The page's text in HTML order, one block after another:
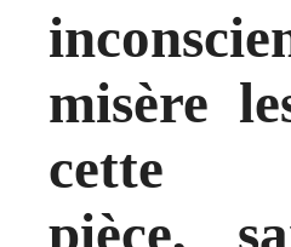
misère
cette
pièce,